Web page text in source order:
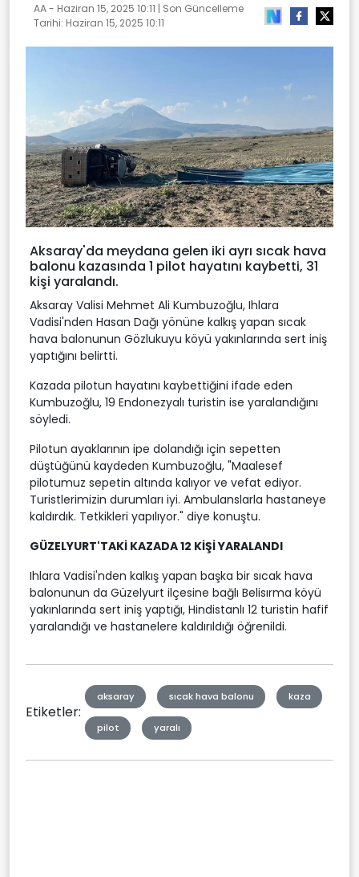
AA - Haziran 15, 2025 10:11 | Son Güncelleme
Tarihi: Haziran 15, 2025 10:11
Aksaray'da meydana gelen iki ayrı sıcak hava
balonu kazasında 1 pilot hayatını kaybetti, 31
kişi yaralandı.
Aksaray Valisi Mehmet Ali Kumbuzoğlu, Ihlara
Vadisi'nden Hasan Dağı yönüne kalkış yapan sıcak
hava balonunun Gözlukuyu köyü yakınlarında sert iniş
yaptığını belirtti.
Kazada pilotun hayatını kaybettiğini ifade eden
Kumbuzoğlu, 19 Endonezyalı turistin ise yaralandığını
söyledi.
Pilotun ayaklarının ipe dolandığı için sepetten
düştüğünü kaydeden Kumbuzoğlu, "Maalesef
pilotumuz sepetin altında kalıyor ve vefat ediyor.
Turistlerimizin durumları iyi. Ambulanslarla hastaneye
kaldırdık. Tetkikleri yapılıyor." diye konuştu.
GÜZELYURT'TAKİ KAZADA 12 KİŞİ YARALANDI
Ihlara Vadisi'nden kalkış yapan başka bir sıcak hava
balonunun da Güzelyurt ilçesine bağlı Belisırma köyü
yakınlarında sert iniş yaptığı, Hindistanlı 12 turistin hafif
yaralandığı ve hastanelere kaldırıldığı öğrenildi.
Etiketler:
aksaray sıcak hava balonu kaza
pilot yaralı